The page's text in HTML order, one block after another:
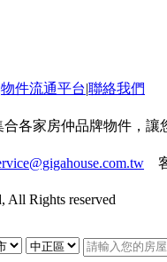
物件流通平台|聯絡我們
各家房仲品牌物件，
Rights reserved